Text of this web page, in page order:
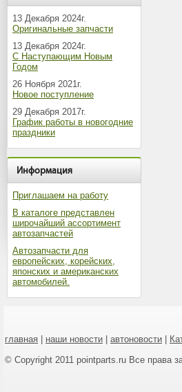
13 Декабря 2024г.
Оригинальные запчасти
13 Декабря 2024г.
С Наступающим Новым
Годом
26 Ноября 2021г.
Новое поступление
29 Декабря 2017г.
График работы в новогодние
праздники
Информация
Приглашаем на работу
В каталоге представлен
широчайший ассортимент
автозапчастей
Автозапчасти для
европейских, корейских,
японских и американских
автомобилей.
главная наши новости автоновости
© Copyright 2011 pointparts.ru Все права